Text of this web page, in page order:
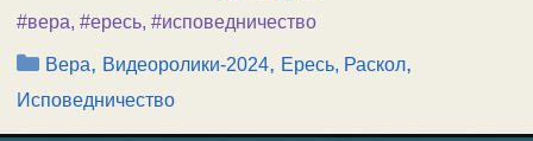
#вера, #ересь, #исповедничество
Рубрики
Вера, Видеоролики-2024, Ересь, Раскол,
Исповедничество